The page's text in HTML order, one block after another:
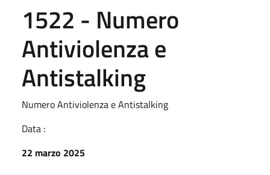
1522 - Numero
Antiviolenza e
Antistalking
Numero Antiviolenza e Antistalking
Data :
22 marzo 2025